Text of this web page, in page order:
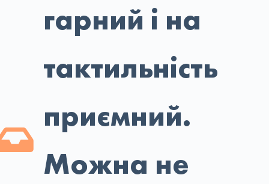
гарний і на
тактильність
приємний.
Можна не